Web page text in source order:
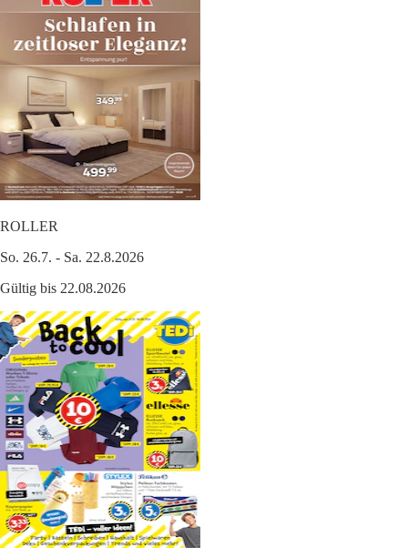
ROLLER
So. 26.7. - Sa. 22.8.2026
Gültig bis 22.08.2026